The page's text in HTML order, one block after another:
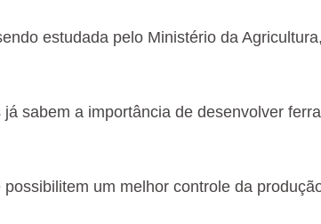
estudada pelo Ministério da
sabem a importância de desenvolver
um melhor controle da